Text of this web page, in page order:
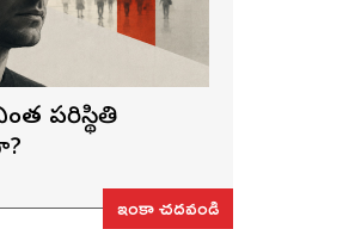
పరిస్థితి
ఇంకా చదవండి